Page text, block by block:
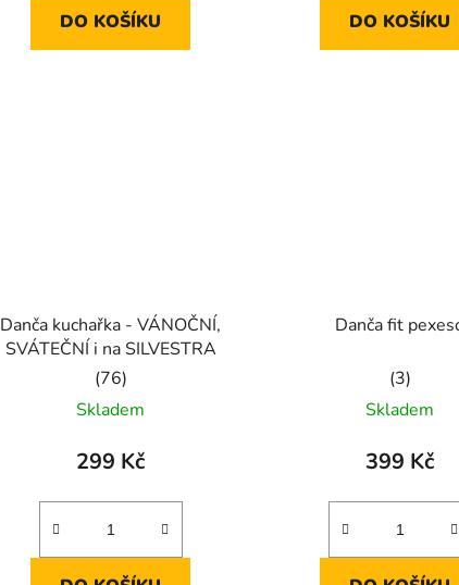
DO KOŠÍKU
hvězdiček.
DO KOŠÍKU
Danča kuchařka - VÁNOČNÍ,
SVÁTEČNÍ i na SILVESTRA
Průměrné
hodnocení
produktu
5,0
Skladem
299 Kč
Danča fit
Průměrné
hodnocení
produktu
5,0
Skladem
399 Kč